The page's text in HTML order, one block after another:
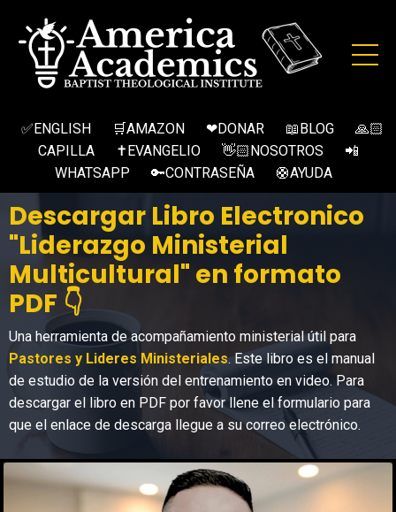
✅ENGLISH 🛒AMAZON ❤DONAR 📖BLOG
🙏🏻
CAPILLA
✝EVANGELIO 👋🏻NOSOTROS
📲
WHATSAPP
🔑CONTRASEÑA 🛟AYUDA
Descargar Libro Electronico
"Liderazgo Ministerial
Multicultural" en formato
PDF 👇
Una herramienta de acompañamiento ministerial útil para
Pastores y Lideres Ministeriales. Este libro es el manual
de estudio de la versión del entrenamiento en video. Para
descargar el libro en PDF por favor llene el formulario para
que el enlace de descarga llegue a su correo electrónico.